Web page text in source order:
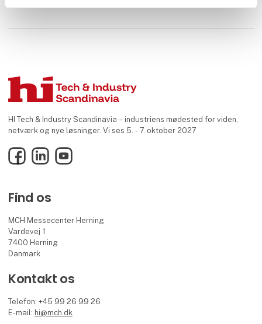
HI Tech & Industry Scandinavia – industriens mødested for viden,
netværk og nye løsninger. Vi ses 5. - 7. oktober 2027
FacebookLinkedInYouTube
Find os
MCH Messecenter Herning
Vardevej 1
7400 Herning
Danmark
Kontakt os
Telefon: +45 99 26 99 26
E-mail: hi@mch.dk